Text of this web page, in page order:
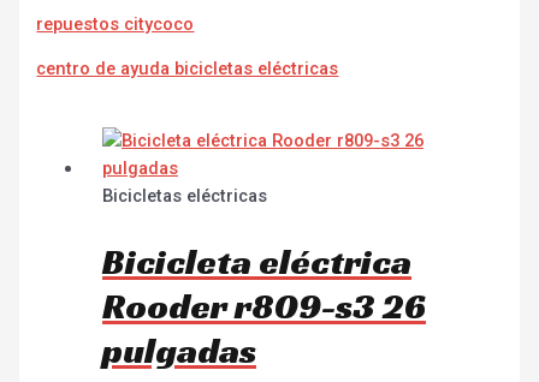
repuestos citycoco
centro de ayuda bicicletas eléctricas
Bicicletas eléctricas
Bicicleta eléctrica
Rooder r809-s3 26
pulgadas